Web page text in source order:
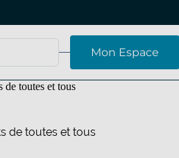
Mon Espace
de toutes et tous
de toutes et tous